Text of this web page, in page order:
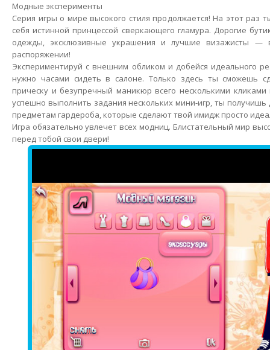
Модные эксперименты
Серия игры о мире высокого стиля продолжается! На этот раз
себя истинной принцессой сверкающего гламура. Дорогие
одежды, эксклюзивные украшения и лучшие визажисты —
распоряжении!
Экспериментируй с внешним обликом и добейся идеального
нужно часами сидеть в салоне. Только здесь ты сможешь
прическу и безупречный маникюр всего несколькими
успешно выполнить задания нескольких мини-игр, ты получишь
предметам гардероба, которые сделают твой имидж просто
Игра обязательно увлечет всех модниц. Блистательный мир
перед тобой свои двери!